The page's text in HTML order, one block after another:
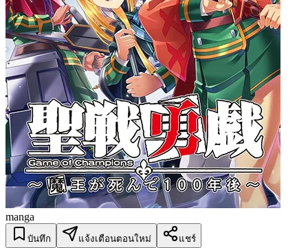
manga
บันทึก แจ้งเตือนตอนใหม่ แชร์